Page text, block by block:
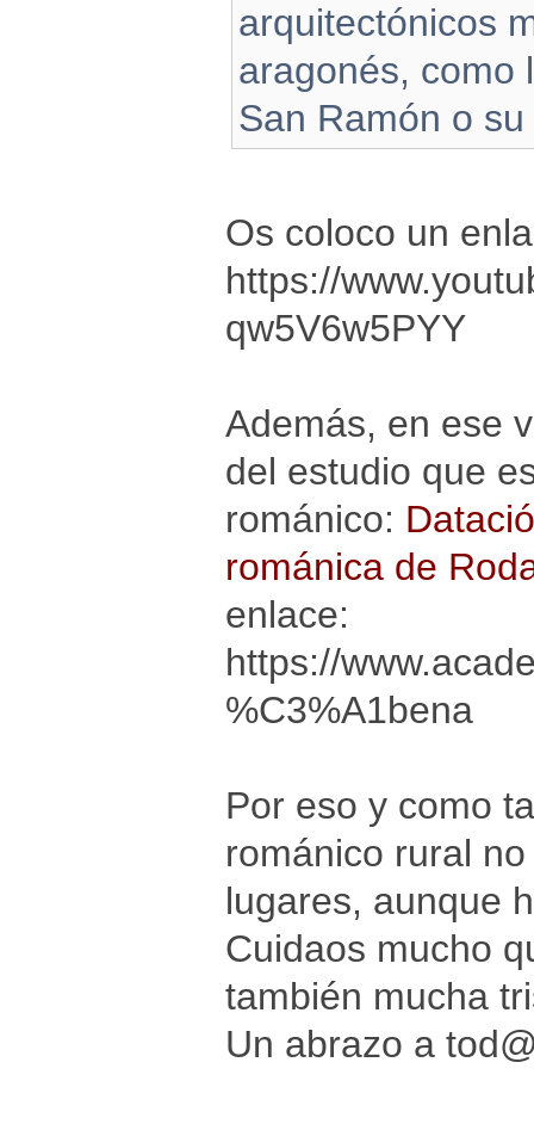
arquitectónicos
aragonés, como
San Ramón o
Os coloco un
https://
qw5V6w5PYY
Además, en ese
del estudio que
románico:
románica de
enlace:
https://
%C3%A1bena
Por eso y como
románico rural
lugares, aunque
Cuidaos mucho
también mucha
Un abrazo a